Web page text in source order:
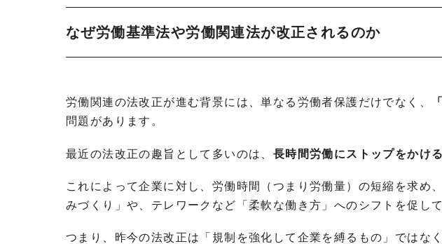
なぜ労働基準法や労働関連法が改正されるのか
労働関連の法改正が進む背景には、単なる労働者保護だけでなく、
問題があります。
最近の法改正の趣旨として多いのは、 長時間労働にストップをかけ
これによって企業に対し、労働時間（つまり労働量）の短縮を求め
みづくり」や、テレワークなど「柔軟な働き方」へのシフトを促して
つまり、昨今の法改正は「規制を強化して企業を縛るもの」ではな